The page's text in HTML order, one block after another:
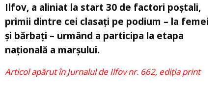
Ilfov, a aliniat la start 30 de factori poștali,
primii dintre cei clasați pe podium – la femei
și bărbați – urmând a participa la etapa
națională a marșului.
Articol apărut în Jurnalul de Ilfov nr. 662, ediția print